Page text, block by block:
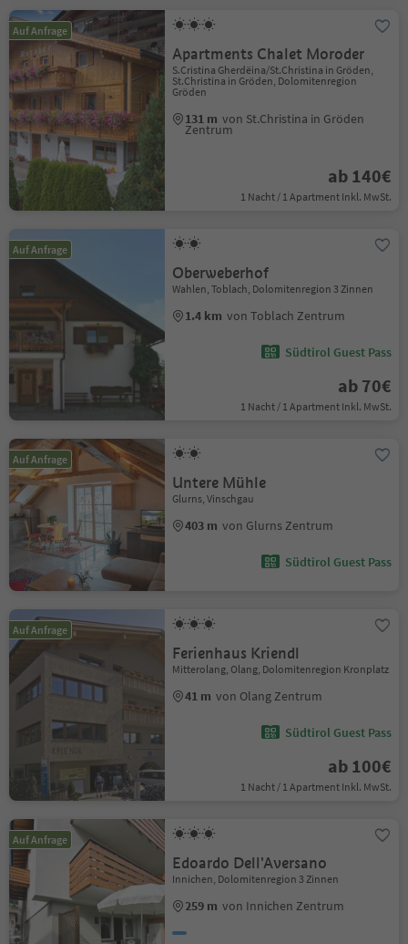
Auf Anfrage
Apartments Chalet Moroder
S.Cristina Gherdëina/St.Christina in Gröden,
St.Christina in Gröden, Dolomitenregion
Gröden
131 m von St.Christina in Gröden
Zentrum
ab 140€
1 Nacht / 1 Apartment Inkl. MwSt.
Auf Anfrage
Oberweberhof
Wahlen, Toblach, Dolomitenregion 3 Zinnen
1.4 km von Toblach Zentrum
Südtirol Guest Pass
ab 70€
1 Nacht / 1 Apartment Inkl. MwSt.
Auf Anfrage
Untere Mühle
Glurns, Vinschgau
403 m von Glurns Zentrum
Südtirol Guest Pass
Auf Anfrage
Ferienhaus Kriendl
Mitterolang, Olang, Dolomitenregion Kronplatz
41 m von Olang Zentrum
Südtirol Guest Pass
ab 100€
1 Nacht / 1 Apartment Inkl. MwSt.
Auf Anfrage
Edoardo Dell'Aversano
Innichen, Dolomitenregion 3 Zinnen
259 m von Innichen Zentrum